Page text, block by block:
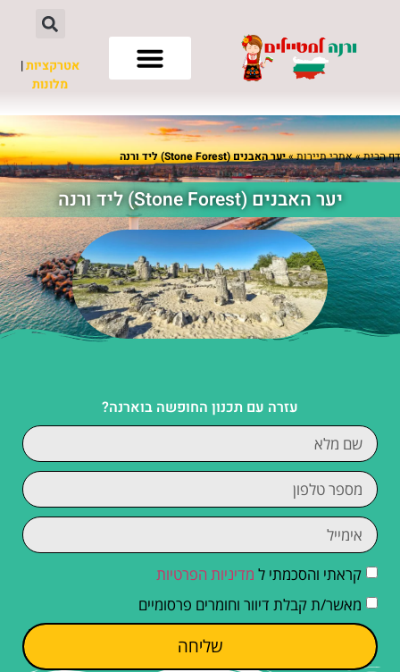
אטרקציות|
מלונות
דף הבית»אתרי תיירות»יער האבנים (Stone Forest) ליד ורנה
יער האבנים (Stone Forest) ליד ורנה
עזרה עם תכנון החופשה בוארנה?
קראתי והסכמתי ל מדיניות הפרטיות
מאשר/ת קבלת דיוור וחומרים פרסומיים
שליחה